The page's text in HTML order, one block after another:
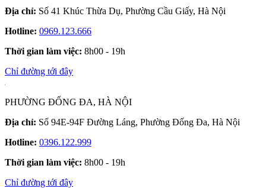
Địa chỉ: Số 41 Khúc Thừa Dụ, Phường Cầu Giấy, Hà Nội
Hotline: 0969.123.666
Thời gian làm việc: 8h00 - 19h
Chỉ đường tới đây
PHƯỜNG ĐỐNG ĐA, HÀ NỘI
Địa chỉ: Số 94E-94F Đường Láng, Phường Đống Đa, Hà Nội
Hotline: 0396.122.999
Thời gian làm việc: 8h00 - 19h
Chỉ đường tới đây